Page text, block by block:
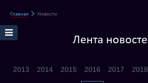
Главная Новости
Лента
2013 2014 2015 2016 2017 2018